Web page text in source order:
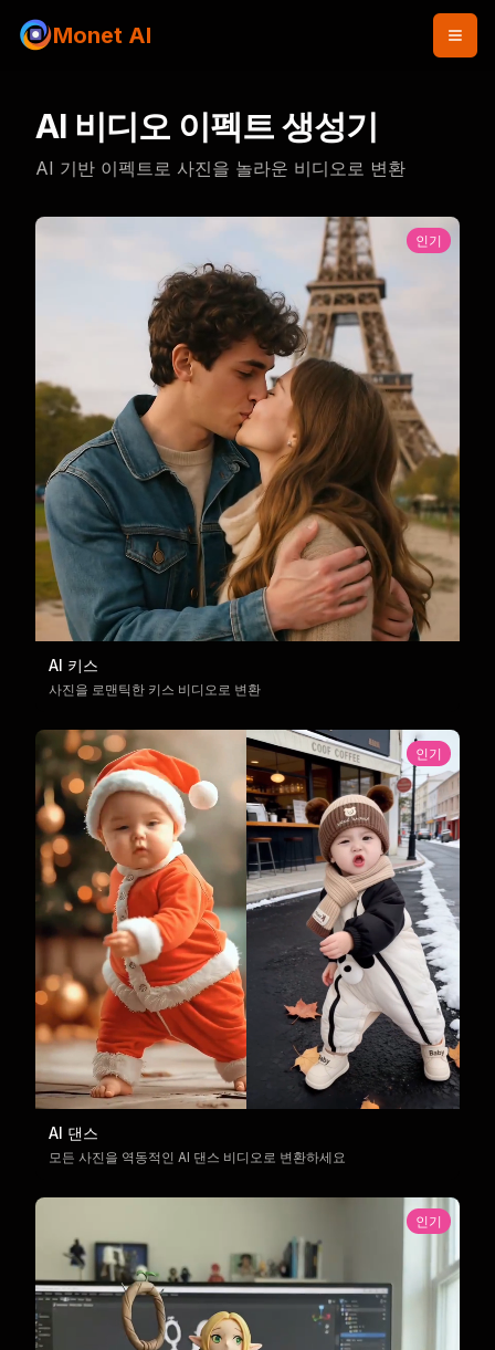
Monet AI
AI 비디오 이펙트 생성기
AI 기반 이펙트로 사진을 놀라운 비디오로 변환
인기
AI 키스
사진을 로맨틱한 키스 비디오로 변환
인기
AI 댄스
모든 사진을 역동적인 AI 댄스 비디오로 변환하세요
인기